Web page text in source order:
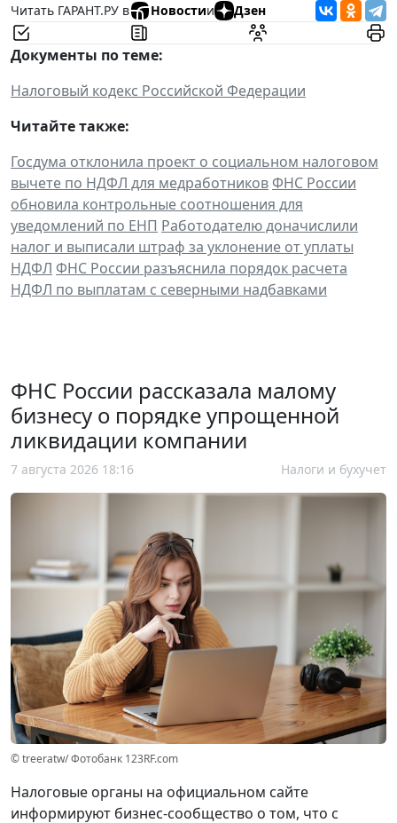
Читать ГАРАНТ.РУ в
Новостии Дзен
Документы по теме:
Налоговый кодекс Российской Федерации
Читайте также:
Госдума отклонила проект о социальном налоговом
вычете по НДФЛ для медработниковФНС России
обновила контрольные соотношения для
уведомлений по ЕНП Работодателю доначислили
налог и выписали штраф за уклонение от уплаты
НДФЛ ФНС России разъяснила порядок расчета
НДФЛ по выплатам с северными надбавками
ФНС России рассказала малому
бизнесу о порядке упрощенной
ликвидации компании
7 августа 2026 18:16 Налоги и бухучет
© treeratw/ Фотобанк 123RF.com
Налоговые органы на официальном сайте
информируют бизнес-сообщество о том, что с